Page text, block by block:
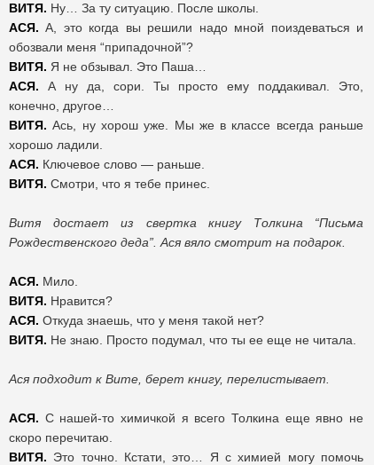
ВИТЯ. Ну… За ту ситуацию. После школы.
АСЯ. А, это когда вы решили надо мной поиздеваться и
обозвали меня “припадочной”?
ВИТЯ. Я не обзывал. Это Паша…
АСЯ. А ну да, сори. Ты просто ему поддакивал. Это,
конечно, другое…
ВИТЯ. Ась, ну хорош уже. Мы же в классе всегда раньше
хорошо ладили.
АСЯ. Ключевое слово — раньше.
ВИТЯ. Смотри, что я тебе принес.
Витя достает из свертка книгу Толкина “Письма
Рождественского деда”. Ася вяло смотрит на подарок.
АСЯ. Мило.
ВИТЯ. Нравится?
АСЯ. Откуда знаешь, что у меня такой нет?
ВИТЯ. Не знаю. Просто подумал, что ты ее еще не читала.
Ася подходит к Вите, берет книгу, перелистывает.
АСЯ. С нашей-то химичкой я всего Толкина еще явно не
скоро перечитаю.
ВИТЯ. Это точно. Кстати, это… Я с химией могу помочь